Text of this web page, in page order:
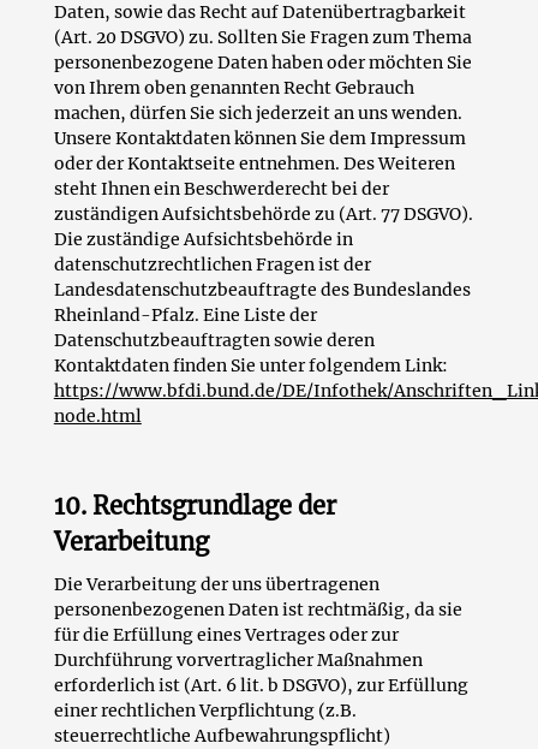
Daten, sowie das Recht auf Datenübertragbarkeit
(Art. 20 DSGVO) zu. Sollten Sie Fragen zum Thema
personenbezogene Daten haben oder möchten Sie
von Ihrem oben genannten Recht Gebrauch
machen, dürfen Sie sich jederzeit an uns wenden.
Unsere Kontaktdaten können Sie dem Impressum
oder der Kontaktseite entnehmen. Des Weiteren
steht Ihnen ein Beschwerderecht bei der
zuständigen Aufsichtsbehörde zu (Art. 77 DSGVO).
Die zuständige Aufsichtsbehörde in
datenschutzrechtlichen Fragen ist der
Landesdatenschutzbeauftragte des Bundeslandes
Rheinland-Pfalz. Eine Liste der
Datenschutzbeauftragten sowie deren
Kontaktdaten finden Sie unter folgendem Link:
https://www.bfdi.bund.de/DE/Infothek/
node.html
10. Rechtsgrundlage der
Verarbeitung
Die Verarbeitung der uns übertragenen
personenbezogenen Daten ist rechtmäßig, da sie
für die Erfüllung eines Vertrages oder zur
Durchführung vorvertraglicher Maßnahmen
erforderlich ist (Art. 6 lit. b DSGVO), zur Erfüllung
einer rechtlichen Verpflichtung (z.B.
steuerrechtliche Aufbewahrungspflicht)